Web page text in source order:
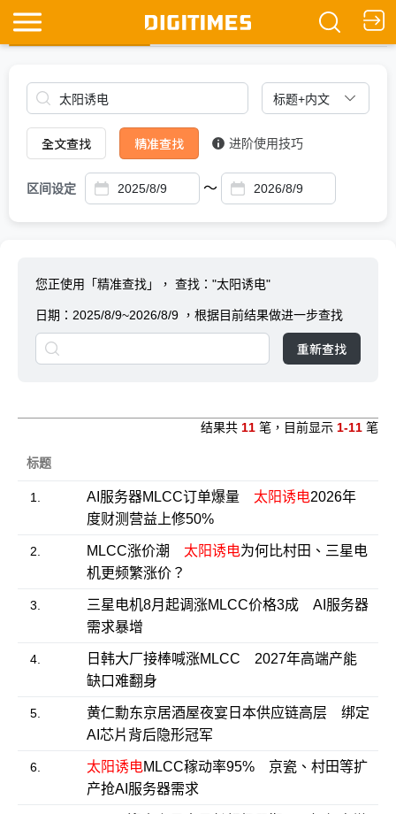
Ask DIGITIMES
全文查找 精准查找 进阶使用技巧
区间设定 ～
您正使用「精准查找」， 查找："太阳诱电"
日期： 2025/8/9~2026/8/9 ，根据目前结果做进一步查找
重新查找
结果共 11 笔，目前显示 1-11 笔
标题
1. AI服务器MLCC订单爆量 太阳诱电2026年
度财测营益上修50%
2. MLCC涨价潮 太阳诱电为何比村田、三星电
机更频繁涨价？
3.
三星电机8月起调涨MLCC价格3成 AI服务器
需求暴增
4.
日韩大厂接棒喊涨MLCC 2027年高端产能
缺口难翻身
5.
黄仁勳东京居酒屋夜宴日本供应链高层 绑定
AI芯片背后隐形冠军
6. 太阳诱电MLCC稼动率95% 京瓷、村田等扩
产抢AI服务器需求